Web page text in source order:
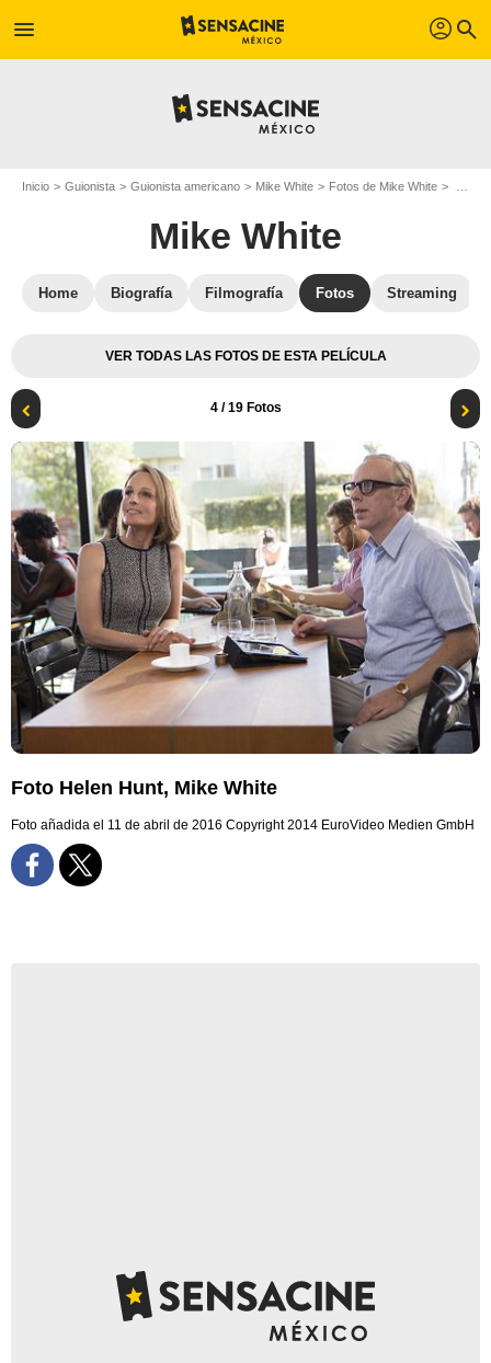
menu profil search
Inicio Guionista Guionista americano Mike White Fotos de Mike White
Mike White
Home Biografía Filmografía Fotos Streaming
VER TODAS LAS FOTOS DE ESTA PELÍCULA
4/ 19 Fotos
Foto Helen Hunt, Mike White
Foto añadida el 11 de abril de 2016 Copyright 2014 EuroVideo Medien GmbH